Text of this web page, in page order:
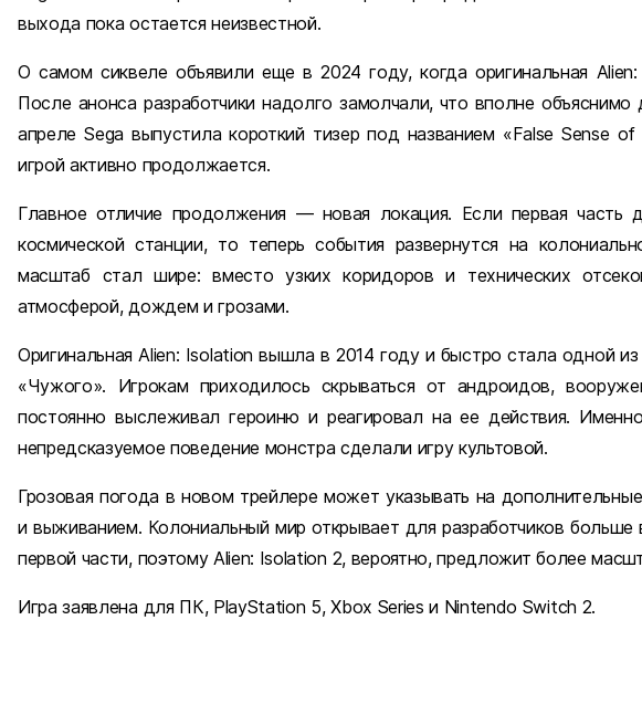
выхода пока остается неизвестной.
О самом сиквеле объявили еще в 2024 году, когда оригинальная
После анонса разработчики надолго замолчали, что вполне
апреле Sega выпустила короткий тизер под названием «False Sense
игрой активно продолжается.
Главное отличие продолжения — новая локация. Если первая часть
космической станции, то теперь события развернутся на
масштаб стал шире: вместо узких коридоров и технических
атмосферой, дождем и грозами.
Оригинальная Alien: Isolation вышла в 2014 году и быстро стала одной
«Чужого». Игрокам приходилось скрываться от андроидов,
постоянно выслеживал героиню и реагировал на ее действия.
непредсказуемое поведение монстра сделали игру культовой.
Грозовая погода в новом трейлере может указывать на
и выживанием. Колониальный мир открывает для разработчиков больше
первой части, поэтому Alien: Isolation 2, вероятно, предложит более
Игра заявлена для ПК, PlayStation 5, Xbox Series и Nintendo Switch 2.